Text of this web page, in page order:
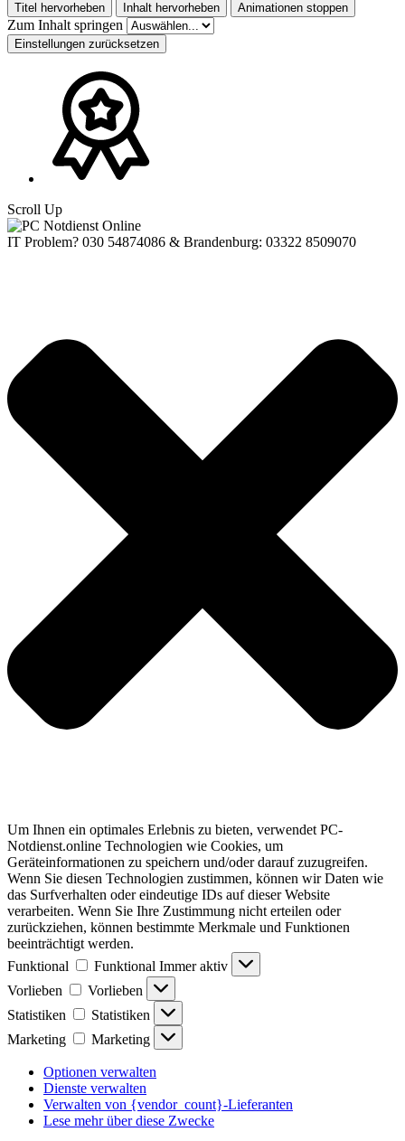
Titel hervorheben Inhalt hervorheben Animationen stoppen
Zum Inhalt springen
Einstellungen zurücksetzen
Scroll Up
IT Problem? 030 54874086 & Brandenburg: 03322 8509070
Um Ihnen ein optimales Erlebnis zu bieten, verwendet PC-
Notdienst.online Technologien wie Cookies, um
Geräteinformationen zu speichern und/oder darauf zuzugreifen.
Wenn Sie diesen Technologien zustimmen, können wir Daten wie
das Surfverhalten oder eindeutige IDs auf dieser Website
verarbeiten. Wenn Sie Ihre Zustimmung nicht erteilen oder
zurückziehen, können bestimmte Merkmale und Funktionen
beeinträchtigt werden.
Funktional
Funktional Immer aktiv
Vorlieben
Vorlieben
Statistiken
Statistiken
Marketing
Marketing
Optionen verwalten
Dienste verwalten
Verwalten von {vendor_count}-Lieferanten
Lese mehr über diese Zwecke